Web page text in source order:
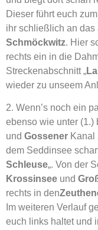
Dieser führt euch zum
ihr schließlich an das
Schmöckwitz. Hier
rechts ein in die
Streckenabschnitt „
wieder zu unseem
2. Wenn’s noch ein
ebenso wie unter (1.)
und Gossener Kanal
dem Seddinsee
Schleuse„. Von der
Krossinsee und
rechts in den
Im weiteren Verlauf
euch links haltet und